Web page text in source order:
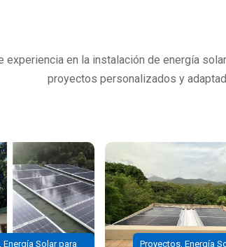
experiencia en la instalación de energía
proyectos personalizados y
, Energía Solar para
Proyectos, Energía